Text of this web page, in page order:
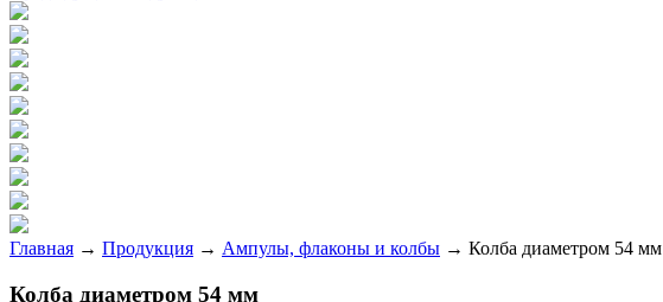
Главная → Продукция → Ампулы, флаконы и колбы → Колба диаметром 54 мм
Колба диаметром 54 мм